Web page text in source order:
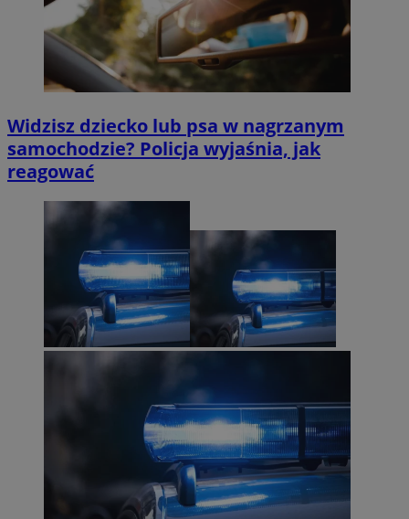
Widzisz dziecko lub psa w nagrzanym
samochodzie? Policja wyjaśnia, jak
reagować